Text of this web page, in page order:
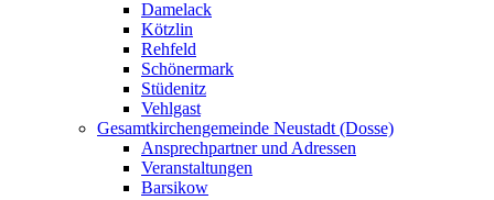
Damelack
Kötzlin
Rehfeld
Schönermark
Stüdenitz
Vehlgast
Gesamtkirchengemeinde Neustadt (Dosse)
Ansprechpartner und Adressen
Veranstaltungen
Barsikow